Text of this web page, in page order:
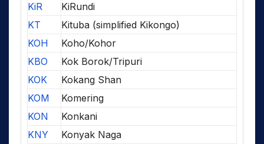
KiR
KiRundi
KT
Kituba (simplified Kikongo)
KOH
Koho/Kohor
KBO
Kok Borok/Tripuri
KOK
Kokang Shan
KOM
Komering
KON
Konkani
KNY
Konyak Naga